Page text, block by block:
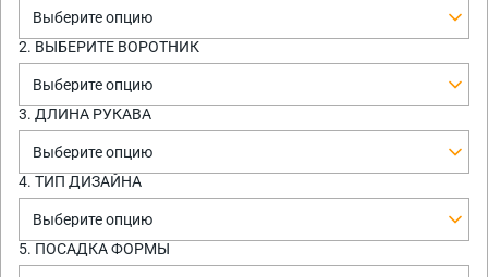
Выберите опцию
2. ВЫБЕРИТЕ ВОРОТНИК
Выберите опцию
3. ДЛИНА РУКАВА
Выберите опцию
4. ТИП ДИЗАЙНА
Выберите опцию
5. ПОСАДКА ФОРМЫ